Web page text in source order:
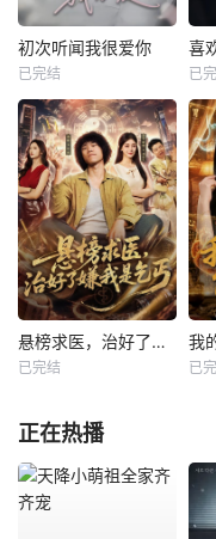
初次听闻我很爱你
已完结
喜
已
悬榜求医，治好了嫌我是乞丐
已完结
我
已
正在热播